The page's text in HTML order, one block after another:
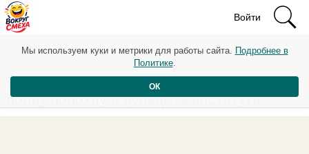
Войти
Рейтинг: -37
Встану рано утром, выпью чашку ртути, и
пойду подохну в дурацком институте!
Мы используем куки и метрики для работы сайта. Подробнее в
Политике.
ОК